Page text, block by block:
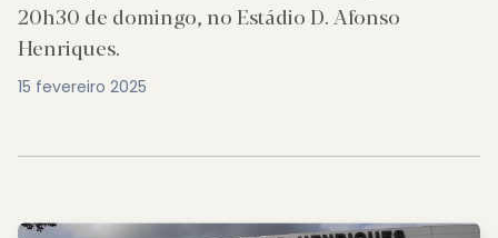
20h30 de domingo, no Estádio D. Afonso
Henriques.
15 fevereiro 2025